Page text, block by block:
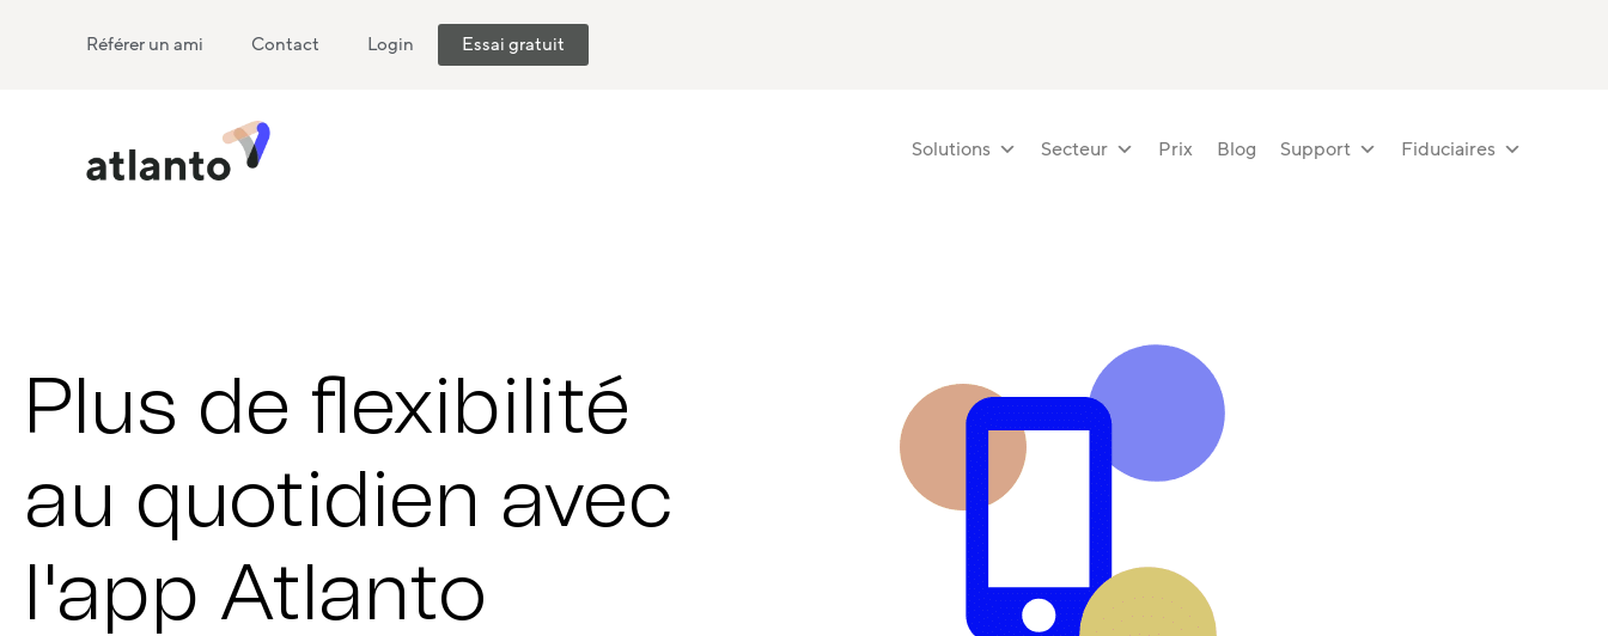
Référer un ami Contact Login Essai gratuit
Solutions Secteur Prix Blog Support Fiduciaires
Plus de flexibilité
au quotidien avec
l'app Atlanto